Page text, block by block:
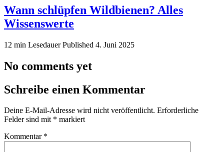
Wann schlüpfen Wildbienen? Alles
Wissenswerte
12 min LesedauerPublished 4. Juni 2025
No comments yet
Schreibe einen Kommentar
Deine E-Mail-Adresse wird nicht veröffentlicht. Erforderliche
Felder sind mit * markiert
Kommentar *